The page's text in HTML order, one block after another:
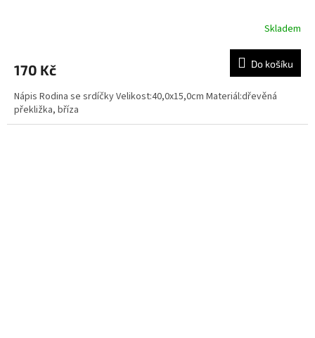
Skladem
170 Kč Do košíku
Nápis Rodina se srdíčky Velikost:40,0x15,0cm Materiál:dřevěná
překližka, bříza